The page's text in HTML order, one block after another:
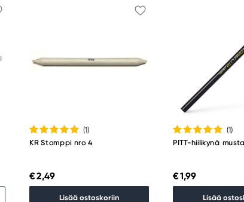
(1)
KR Stomppi nro 4
€ 2,49
Lisää ostoskoriin
(1)
PITT-hiilikynä
€ 1,99
Lisää